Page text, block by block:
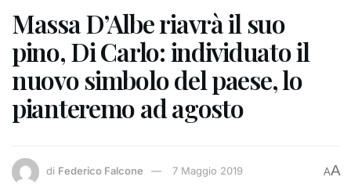
Massa D’Albe riavrà il suo
pino, Di Carlo: individuato il
nuovo simbolo del paese, lo
pianteremo ad agosto
di Federico Falcone 7 Maggio 2019 AA